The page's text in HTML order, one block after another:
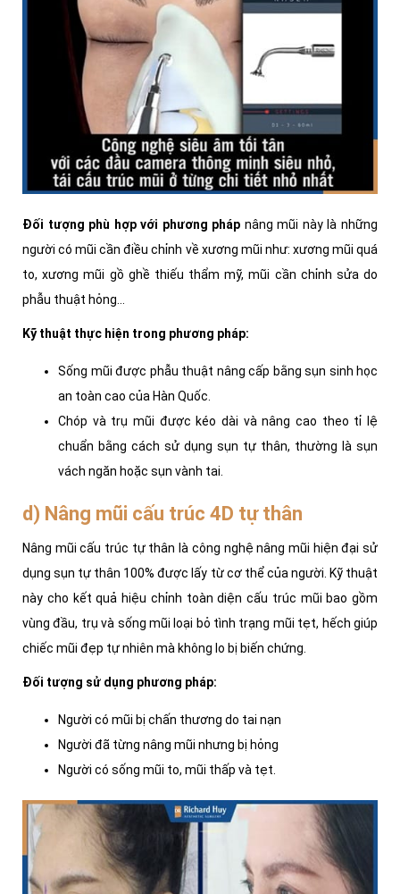
Đối tượng phù hợp với phương pháp nâng mũi này là những
người có mũi cần điều chỉnh về xương mũi như: xương mũi quá
to, xương mũi gồ ghề thiếu thẩm mỹ, mũi cần chỉnh sửa do
phẫu thuật hỏng...
Kỹ thuật thực hiện trong phương pháp:
Sống mũi được phẫu thuật nâng cấp bằng sụn sinh học
an toàn cao của Hàn Quốc.
Chóp và trụ mũi được kéo dài và nâng cao theo tỉ lệ
chuẩn bằng cách sử dụng sụn tự thân, thường là sụn
vách ngăn hoặc sụn vành tai.
d) Nâng mũi cấu trúc 4D tự thân
Nâng mũi cấu trúc tự thân là công nghệ nâng mũi hiện đại sử
dụng sụn tự thân 100% được lấy từ cơ thể của người. Kỹ thuật
này cho kết quả hiệu chỉnh toàn diện cấu trúc mũi bao gồm
vùng đầu, trụ và sống mũi loại bỏ tình trạng mũi tẹt, hếch giúp
chiếc mũi đẹp tự nhiên mà không lo bị biến chứng.
Đối tượng sử dụng phương pháp:
Người có mũi bị chấn thương do tai nạn
Người đã từng nâng mũi nhưng bị hỏng
Người có sống mũi to, mũi thấp và tẹt.